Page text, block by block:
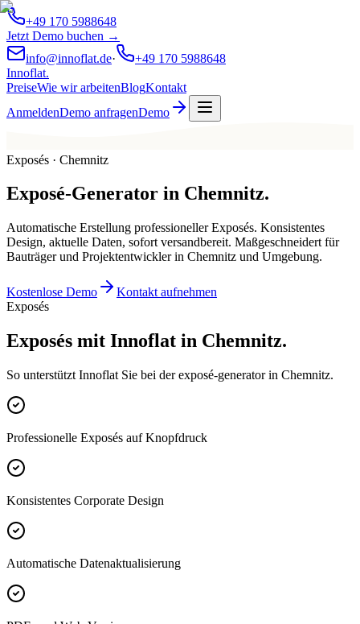
+49 170 5988648
Jetzt Demo buchen →
info@innoflat.de·
+49 170 5988648
Innoflat.
PreiseWie wir arbeitenBlogKontakt
AnmeldenDemo anfragenDemo
Exposés · Chemnitz
Exposé-Generator in Chemnitz.
Automatische Erstellung professioneller Exposés. Konsistentes
Design, aktuelle Daten, sofort versandbereit. Maßgeschneidert für
Bauträger und Projektentwickler in Chemnitz und Umgebung.
Kostenlose Demo
Kontakt aufnehmen
Exposés
Exposés mit Innoflat in Chemnitz.
So unterstützt Innoflat Sie bei der exposé-generator in Chemnitz.
Professionelle Exposés auf Knopfdruck
Konsistentes Corporate Design
Automatische Datenaktualisierung